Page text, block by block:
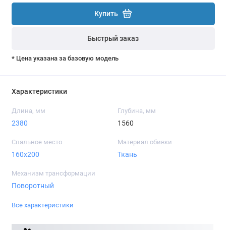
Купить
Быстрый заказ
* Цена указана за базовую модель
Характеристики
Длина, мм
2380
Глубина, мм
1560
Спальное место
160x200
Материал обивки
Ткань
Механизм трансформации
Поворотный
Все характеристики